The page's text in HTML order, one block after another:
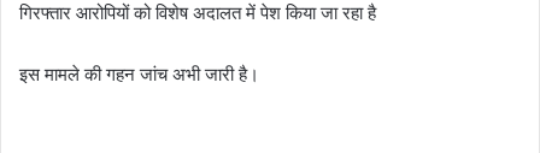
गिरफ्तार आरोपियों को विशेष अदालत में पेश किया जा रहा है
इस मामले की गहन जांच अभी जारी है।